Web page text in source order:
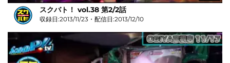
スクバト！ vol.38 第2/2話
収録日:2013/11/23・配信日:2013/12/10